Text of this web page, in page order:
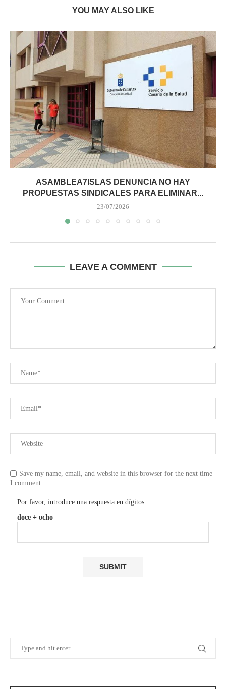
YOU MAY ALSO LIKE
ASAMBLEA7ISLAS DENUNCIA NO HAY
PROPUESTAS SINDICALES PARA ELIMINAR...
23/07/2026
LEAVE A COMMENT
Save my name, email, and website in this browser for the next time
I comment.
Por favor, introduce una respuesta en dígitos:
doce + ocho =